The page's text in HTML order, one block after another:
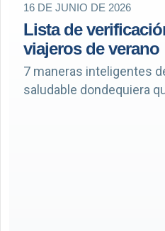
16 DE JUNIO DE 2026
Lista de
viajeros de verano
7 maneras inteligentes
saludable dondequiera